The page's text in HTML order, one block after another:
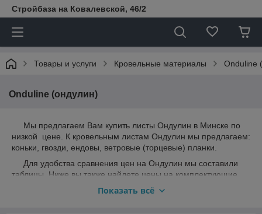
Стройбаза на Ковалевской, 46/2
Товары и услуги Кровельные материалы Onduline
Onduline (ондулин)
Мы предлагаем Вам купить листы Ондулин в Минске по
низкой цене. К кровельным листам Ондулин мы предлагаем:
коньки, гвозди, ендовы, ветровые (торцевые) планки.
Для удобства сравнения цен на Ондулин мы составили
таблицы. Ниже вы также найдете цены на комплектующие.
Обратите внимание, у наснет условий
Показать всё